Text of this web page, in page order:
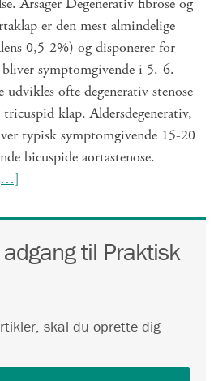
er den mest almindelige
0,5-2%) og disponerer for
symptomgivende i 5.-6.
ofte degenerativ stenose
klap. Aldersdegenerativ,
typisk symptomgivende 15-20
bicuspide aortastenose.
til Praktisk
skal du oprette dig